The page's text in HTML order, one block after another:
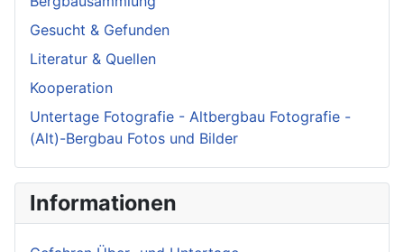
Gesucht & Gefunden
Literatur & Quellen
Kooperation
Untertage Fotografie - Altbergbau Fotografie -
(Alt)-Bergbau Fotos und Bilder
Informationen